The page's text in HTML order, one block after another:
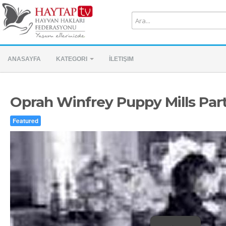
ANASAYFA KATEGORI İLETIŞIM
Oprah Winfrey Puppy Mills
Featured